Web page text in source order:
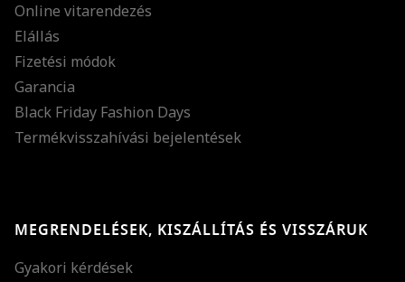
Online vitarendezés
Elállás
Fizetési módok
Garancia
Black Friday Fashion Days
Termékvisszahívási bejelentések
MEGRENDELÉSEK, KISZÁLLÍTÁS ÉS VISSZÁRUK
Gyakori kérdések